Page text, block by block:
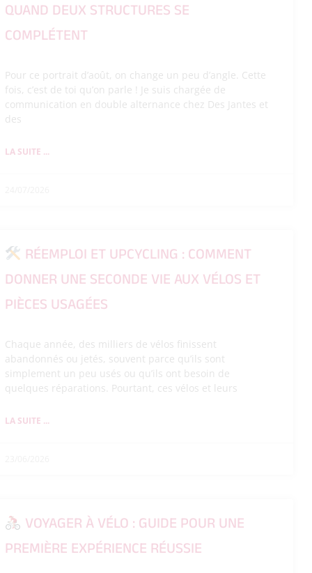
QUAND DEUX STRUCTURES SE
COMPLÉTENT
Pour ce portrait d’août, on change un peu d’angle. Cette
fois, c’est de toi qu’on parle ! Je suis chargée de
communication en double alternance chez Des Jantes et
des
LA SUITE ...
RÉEMPLOI ET UPCYCLING : COMMENT
DONNER UNE SECONDE VIE AUX VÉLOS ET
PIÈCES USAGÉES
Chaque année, des milliers de vélos finissent
abandonnés ou jetés, souvent parce qu’ils sont
simplement un peu usés ou qu’ils ont besoin de
quelques réparations. Pourtant, ces vélos et leurs
LA SUITE ...
VOYAGER À VÉLO : GUIDE POUR UNE
PREMIÈRE EXPÉRIENCE RÉUSSIE